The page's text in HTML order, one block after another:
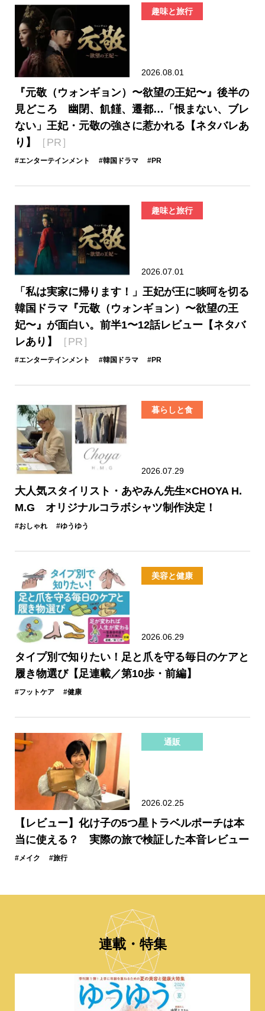
趣味と旅行
2026.08.01
『元敬（ウォンギョン）〜欲望の王妃〜』後半の
見どころ 幽閉、飢饉、遷都…「恨まない、ブレ
ない」王妃・元敬の強さに惹かれる【ネタバレあ
り】
［PR］
#エンターテインメント #韓国ドラマ #PR
趣味と旅行
2026.07.01
「私は実家に帰ります！」王妃が王に啖呵を切る
韓国ドラマ『元敬（ウォンギョン）〜欲望の王
妃〜』が面白い。前半1〜12話レビュー【ネタバ
レあり】
［PR］
#エンターテインメント #韓国ドラマ #PR
暮らしと食
2026.07.29
大人気スタイリスト・あやみん先生×CHOYA H.
M.G オリジナルコラボシャツ制作決定！
#おしゃれ #ゆうゆう
美容と健康
2026.06.29
タイプ別で知りたい！足と爪を守る毎日のケアと
履き物選び【足連載／第10歩・前編】
#フットケア #健康
通販
2026.02.25
【レビュー】化け子の5つ星トラベルポーチは本
当に使える？ 実際の旅で検証した本音レビュー
#メイク #旅行
連載・特集